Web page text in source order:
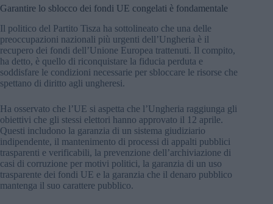
Garantire lo sblocco dei fondi UE congelati è fondamentale
Il politico del Partito Tisza ha sottolineato che una delle
preoccupazioni nazionali più urgenti dell’Ungheria è il
recupero dei fondi dell’Unione Europea trattenuti. Il compito,
ha detto, è quello di riconquistare la fiducia perduta e
soddisfare le condizioni necessarie per sbloccare le risorse che
spettano di diritto agli ungheresi.
Ha osservato che l’UE si aspetta che l’Ungheria raggiunga gli
obiettivi che gli stessi elettori hanno approvato il 12 aprile.
Questi includono la garanzia di un sistema giudiziario
indipendente, il mantenimento di processi di appalti pubblici
trasparenti e verificabili, la prevenzione dell’archiviazione di
casi di corruzione per motivi politici, la garanzia di un uso
trasparente dei fondi UE e la garanzia che il denaro pubblico
mantenga il suo carattere pubblico.